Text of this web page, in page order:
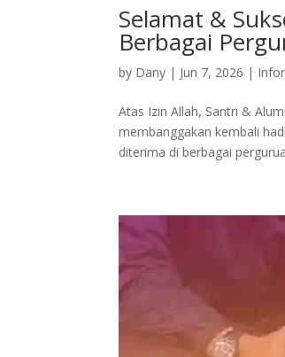
Selamat &
Berbagai
by Dany | Jun 7, 2026 |
Atas Izin Allah, Santri &
membanggakan kembali
diterima di berbagai